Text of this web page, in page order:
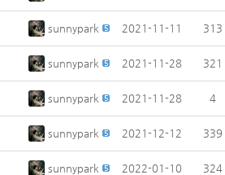
sunnypark 2021-11-11 313
sunnypark 2021-11-28 321
sunnypark 2021-11-28 4
sunnypark 2021-12-12 339
sunnypark 2022-01-10 324